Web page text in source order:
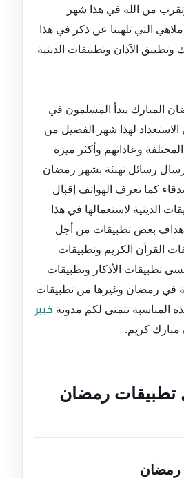
من الله في هذا شهر
ملاهي التي تلهينا عن ذكر في هذا
الاَذان وتطبيقات الدينية
المبارك يبدأ المسلمون في
الاستعداد لهذا شهر الفضيل من
وعاداتهم وأكثر ميزة
رسائل تهنئة بشهر رمضان
كما تعرف الهواتف إقبال
الدينية لاستعمالها في هذا
بعض تطبيقات من أجل
القراَن الكريم وتطبيقات
ننسى تطبيقات الأذكار وتطبيقات
في رمضان وغيرها من تطبيقات
المناسبة تتمنى لكم مدونة خبير
كريم.
تطبيقات رمضان
رمضان